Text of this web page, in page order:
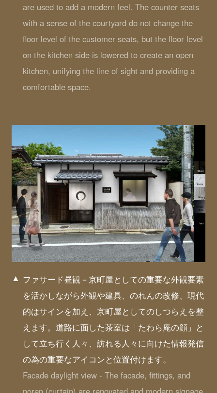
are used to add a modern feel. The counter seats
with a sense of the courtyard do not change the
floor level of the customer seats, but the floor level
on the kitchen side is lowered to create an open
kitchen, unifying the line of sight and providing a
comfortable space.
ファサード昼観－京町屋としての重要な外観要素
を活かしながら外観や建具、のれんの改修、現代
的はサインを加え、京町屋としてのしつらえを整
えます。道路に面した茶室は「たわら庵の顔」と
して立ち行く人々、訪れる人々に向けた情報発信
の為の重要なアイコンと位置付けます。
Facade daylight view - The facade, fittings, and